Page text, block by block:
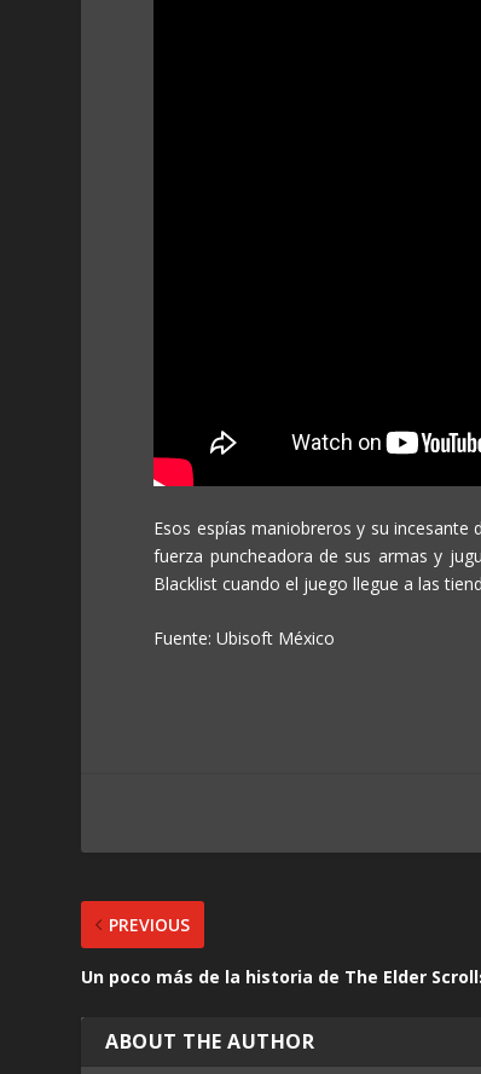
Esos espías maniobreros y su
fuerza puncheadora de sus armas y
Blacklist cuando el juego llegue a las
Fuente: Ubisoft México
PREVIOUS
Un poco más de la historia de The Elder
ABOUT THE AUTHOR